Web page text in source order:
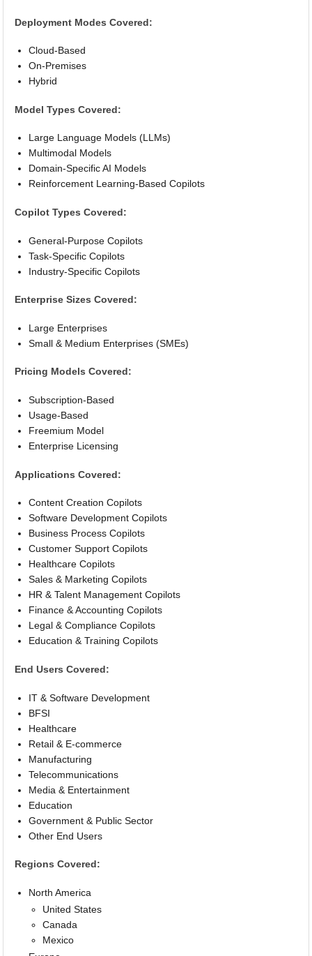
Deployment Modes Covered:
Cloud-Based
On-Premises
Hybrid
Model Types Covered:
Large Language Models (LLMs)
Multimodal Models
Domain-Specific AI Models
Reinforcement Learning-Based Copilots
Copilot Types Covered:
General-Purpose Copilots
Task-Specific Copilots
Industry-Specific Copilots
Enterprise Sizes Covered:
Large Enterprises
Small & Medium Enterprises (SMEs)
Pricing Models Covered:
Subscription-Based
Usage-Based
Freemium Model
Enterprise Licensing
Applications Covered:
Content Creation Copilots
Software Development Copilots
Business Process Copilots
Customer Support Copilots
Healthcare Copilots
Sales & Marketing Copilots
HR & Talent Management Copilots
Finance & Accounting Copilots
Legal & Compliance Copilots
Education & Training Copilots
End Users Covered:
IT & Software Development
BFSI
Healthcare
Retail & E-commerce
Manufacturing
Telecommunications
Media & Entertainment
Education
Government & Public Sector
Other End Users
Regions Covered:
North America
United States
Canada
Mexico